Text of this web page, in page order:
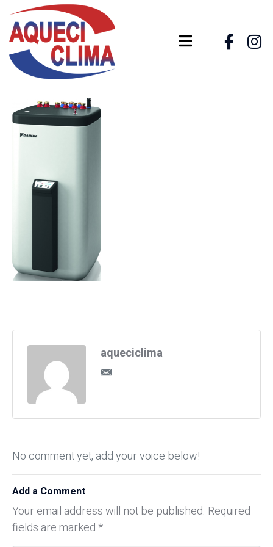
aqueciclima
No comment yet, add your voice below!
Add a Comment
Your email address will not be published. Required
fields are marked *